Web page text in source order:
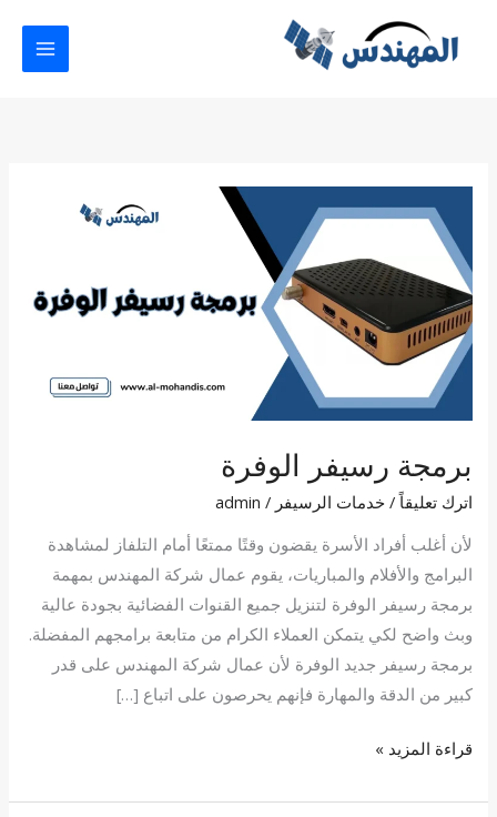
برمجة رسيفر الوفرة
اترك تعليقاً /خدمات الرسيفر /
admin
لأن أغلب أفراد الأسرة يقضون وقتًا ممتعًا أمام التلفاز لمشاهدة
البرامج والأفلام والمباريات، يقوم عمال شركة المهندس بمهمة
برمجة رسيفر الوفرة لتنزيل جميع القنوات الفضائية بجودة عالية
وبث واضح لكي يتمكن العملاء الكرام من متابعة برامجهم المفضلة.
برمجة رسيفر جديد الوفرة لأن عمال شركة المهندس على قدر
كبير من الدقة والمهارة فإنهم يحرصون على اتباع […]
رسيفر
الوفرة
قراءة المزيد »